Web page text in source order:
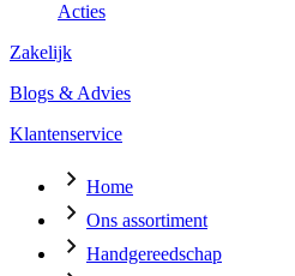
Acties
Zakelijk
Blogs & Advies
Klantenservice
Home
Ons assortiment
Handgereedschap